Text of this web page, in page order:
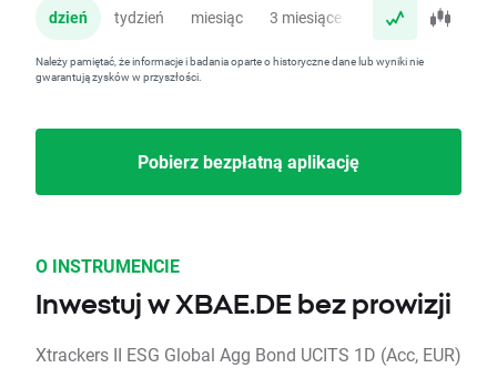
dzień tydzień miesiąc 3 miesiące rok
Należy pamiętać, że informacje i badania oparte o historyczne dane lub wyniki nie
gwarantują zysków w przyszłości.
Pobierz bezpłatną aplikację
O INSTRUMENCIE
Inwestuj w XBAE.DE bez prowizji
Xtrackers II ESG Global Agg Bond UCITS 1D (Acc, EUR)